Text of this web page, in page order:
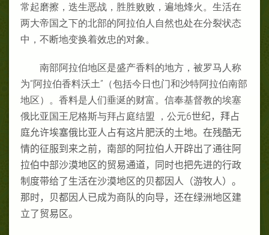
常起磨擦，迭生恶战，胜胜败败，遍地烽火。生活在
两大帝国之下的北部的阿拉伯人自然也处在分裂状态
中，不断地变换着效忠的对象。
南部阿拉伯地区是盛产香料的地方，被罗马人称
为“阿拉伯香料沃土”（包括今日也门和沙特阿拉伯南部
地区）。香料是人们垂涎的财富。信奉基督教的埃塞
俄比亚国王尼格斯与拜占庭结盟
，公元6世纪，拜占
庭允许埃塞俄比亚人占有这片肥沃的土地。在残酷无
情的征服到来之前，南部的阿拉伯人开辟出了通往阿
拉伯中部沙漠地区的贸易通道，同时也把先进的行政
制度带给了生活在沙漠地区的贝都因人（游牧人）。
那时，贝都因人已成为商队的向导，还在绿洲地区建
立了贸易区。